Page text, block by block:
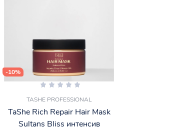
-10%
TASHE PROFESSIONAL
TaShe Rich Repair Hair Mask
Sultans Bliss интенсив